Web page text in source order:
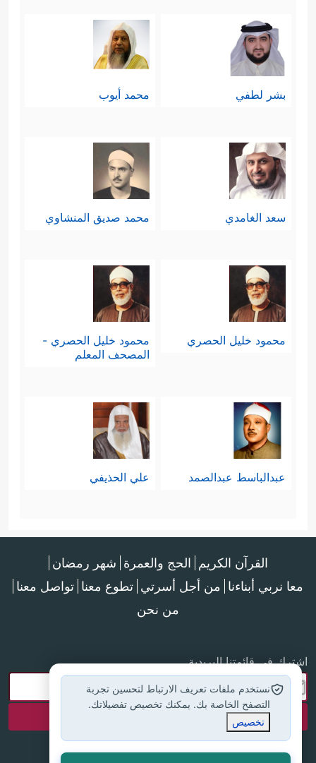
بشر لطفي محمد أيوب
سعد الغامدي محمد صديق المنشاوي
محمود خليل الحصري
محمود خليل الحصري -
المصحف المعلم
عبدالباسط عبدالصمد علي الحذيفي
القرآن الكريم الحج والعمرة شهر رمضان
معا نربي أبناءنا من أجل أسرتي تطوع معنا تواصل معنا
من نحن
اشترك في قائمتنا البريدية
نستخدم ملفات تعريف الارتباط لتحسين تجربة
التصفح الخاصة بك. يمكنك تخصيص تفضيلاتك.
تخصيص